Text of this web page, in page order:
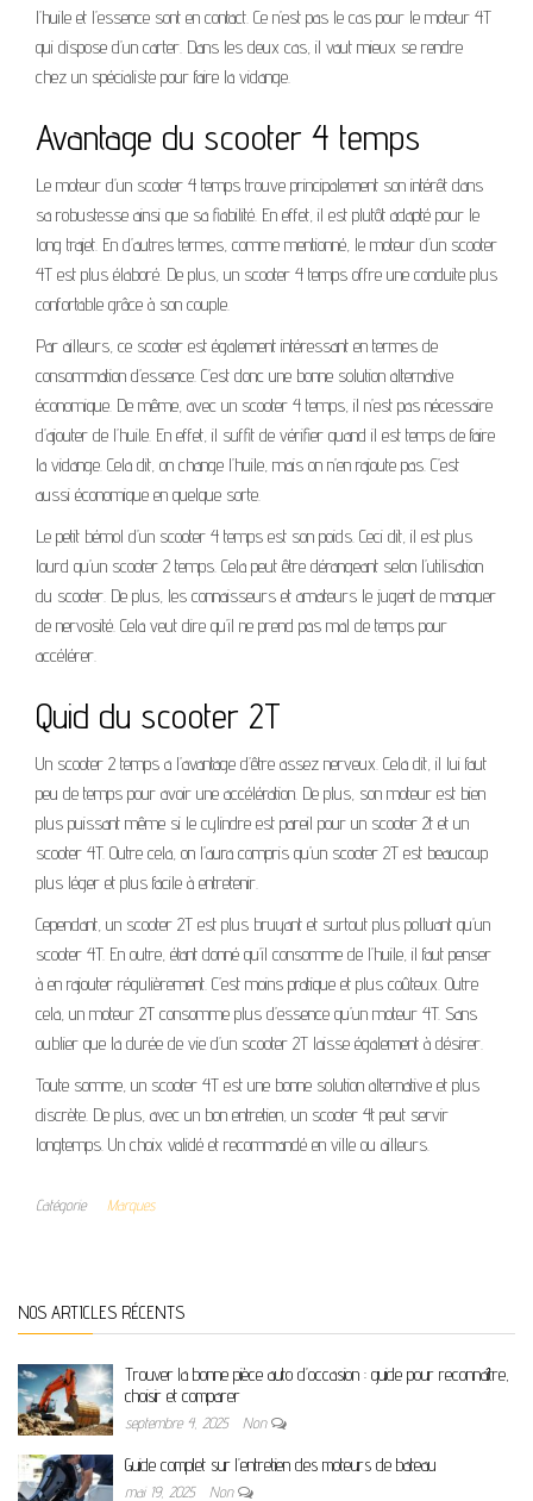
l’huile et l’essence sont en contact. Ce n’est pas le cas pour le moteur 4T
qui dispose d’un carter. Dans les deux cas, il vaut mieux se rendre
chez un spécialiste pour faire la vidange.
Avantage du scooter 4 temps
Le moteur d’un scooter 4 temps trouve principalement son intérêt dans
sa robustesse ainsi que sa fiabilité. En effet, il est plutôt adapté pour le
long trajet. En d’autres termes, comme mentionné, le moteur d’un scooter
4T est plus élaboré. De plus, un scooter 4 temps offre une conduite plus
confortable grâce à son couple.
Par ailleurs, ce scooter est également intéressant en termes de
consommation d’essence. C’est donc une bonne solution alternative
économique. De même, avec un scooter 4 temps, il n’est pas nécessaire
d’ajouter de l’huile. En effet, il suffit de vérifier quand il est temps de faire
la vidange. Cela dit, on change l’huile, mais on n’en rajoute pas. C’est
aussi économique en quelque sorte.
Le petit bémol d’un scooter 4 temps est son poids. Ceci dit, il est plus
lourd qu’un scooter 2 temps. Cela peut être dérangeant selon l’utilisation
du scooter. De plus, les connaisseurs et amateurs le jugent de manquer
de nervosité. Cela veut dire qu’il ne prend pas mal de temps pour
accélérer.
Quid du scooter 2T
Un scooter 2 temps a l’avantage d’être assez nerveux. Cela dit, il lui faut
peu de temps pour avoir une accélération. De plus, son moteur est bien
plus puissant même si le cylindre est pareil pour un scooter 2t et un
scooter 4T. Outre cela, on l’aura compris qu’un scooter 2T est beaucoup
plus léger et plus facile à entretenir.
Cependant, un scooter 2T est plus bruyant et surtout plus polluant qu’un
scooter 4T. En outre, étant donné qu’il consomme de l’huile, il faut penser
à en rajouter régulièrement. C’est moins pratique et plus coûteux. Outre
cela, un moteur 2T consomme plus d’essence qu’un moteur 4T. Sans
oublier que la durée de vie d’un scooter 2T laisse également à désirer.
Toute somme, un scooter 4T est une bonne solution alternative et plus
discrète. De plus, avec un bon entretien, un scooter 4t peut servir
longtemps. Un choix validé et recommandé en ville ou ailleurs.
Catégorie Marques
NOS ARTICLES RÉCENTS
Trouver la bonne pièce auto d’occasion : guide pour reconnaître,
choisir et comparer
septembre 4, 2025 Non
Guide complet sur l’entretien des moteurs de bateau
mai 19, 2025 Non